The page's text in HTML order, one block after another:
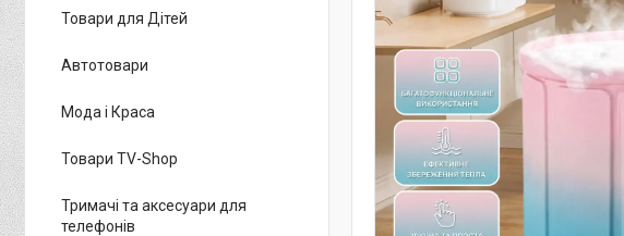
Товари для Дітей
Автотовари
Мода і Краса
Товари TV-Shop
Тримачі та аксесуари для
телефонів